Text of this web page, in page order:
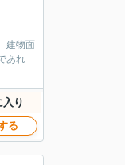
建物面
あれ
入り
る